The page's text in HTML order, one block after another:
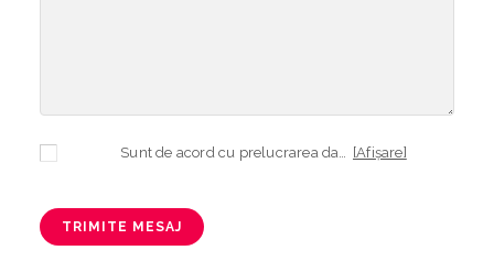
[Afișare]
TRIMITE MESAJ